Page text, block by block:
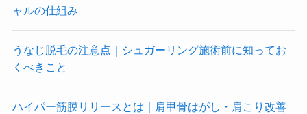
ャルの仕組み
うなじ脱毛の注意点｜シュガーリング施術前に知ってお
くべきこと
ハイパー筋膜リリースとは｜肩甲骨はがし・肩こり改善